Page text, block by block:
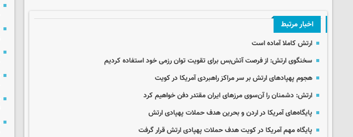
اخبار مرتبط
ارتش کاملا آماده است
سخنگوی ارتش: از فرصت آتش‌بس برای تقویت توان رزمی خود استفاده کردیم
هجوم پهپادهای ارتش بر سر مراکز راهبردی آمریکا در کویت
ارتش: دشمنان را آن‌سوی مرزهای ایران مقتدر دفن خواهیم کرد
پایگاه‌های آمریکا در اردن و بحرین هدف حملات پهپادی ارتش
پایگاه مهم آمریکا در کویت هدف حملات پهپادی ارتش قرار گرفت